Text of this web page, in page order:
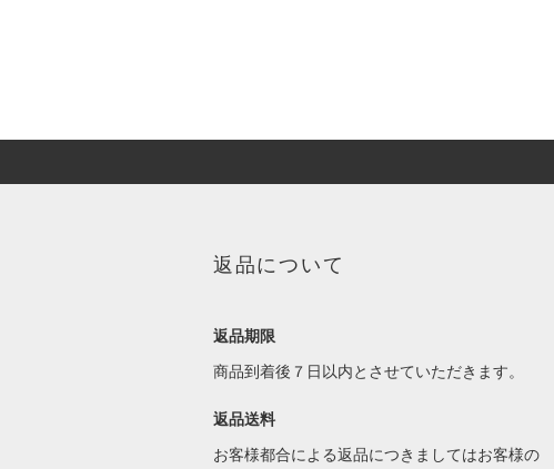
返品について
返品期限
商品到着後７日以内とさせていただきます。
返品送料
お客様都合による返品につきましてはお客様の